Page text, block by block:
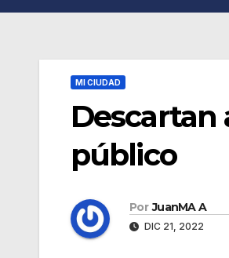
MI CIUDAD
público
Por JuanMA A
DIC 21, 2022